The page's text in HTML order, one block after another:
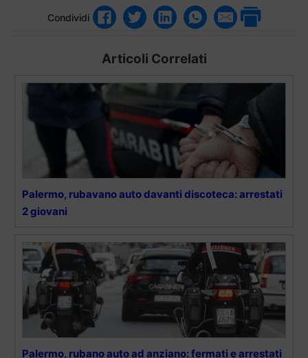
Condividi
Articoli Correlati
Palermo, rubavano auto davanti discoteca: arrestati
2 giovani
Palermo, rubano auto ad anziano: fermati e arrestati